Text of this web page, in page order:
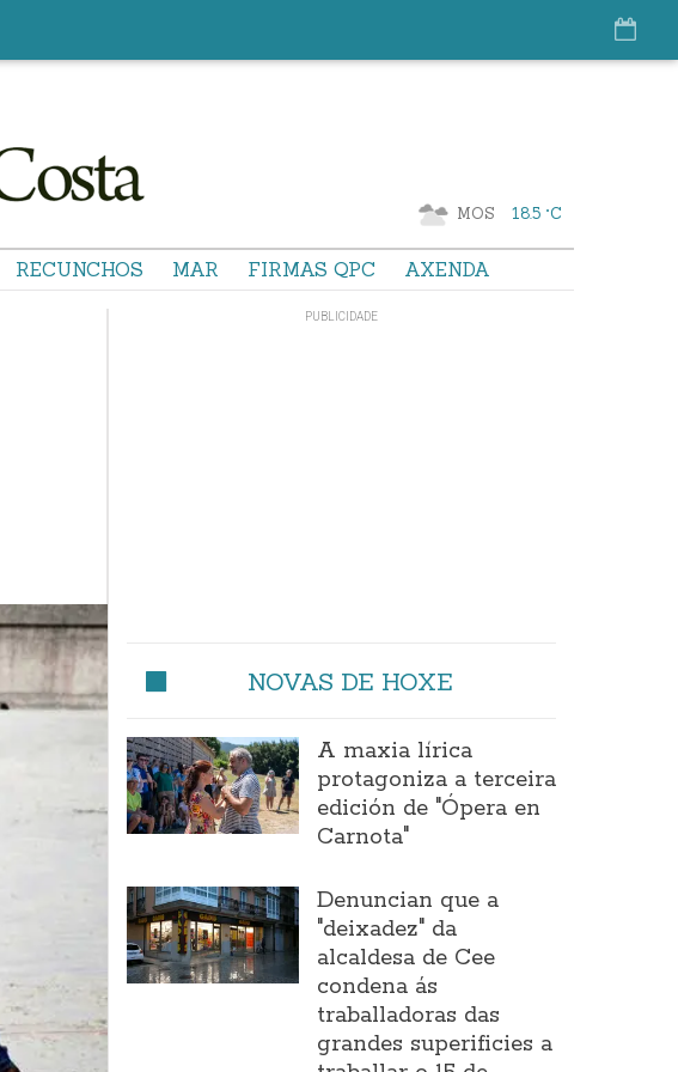
MOS 18.5 °C
RECUNCHOS MAR FIRMAS QPC AXENDA
NOVAS DE HOXE
A maxia lírica
protagoniza a terceira
edición de "Ópera en
Carnota"
Denuncian que a
"deixadez" da
alcaldesa de Cee
condena ás
traballadoras das
grandes superificies a